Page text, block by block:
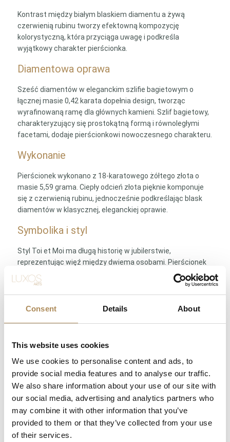
Consent Details About
This website uses cookies
We use cookies to personalise content and ads, to
provide social media features and to analyse our traffic.
We also share information about your use of our site with
our social media, advertising and analytics partners who
may combine it with other information that you’ve
provided to them or that they’ve collected from your use
of their services.
Kontrast między białym blaskiem diamentu a żywą
czerwienią rubinu tworzy efektowną kompozycję
kolorystyczną, która przyciąga uwagę i podkreśla
wyjątkowy charakter pierścionka.
Diamentowa oprawa
Sześć diamentów w eleganckim szlifie bagietowym o
łącznej masie 0,42 karata dopełnia design, tworząc
wyrafinowaną ramę dla głównych kamieni. Szlif bagietowy,
charakteryzujący się prostokątną formą i równoległymi
facetami, dodaje pierścionkowi nowoczesnego charakteru.
Wykonanie
Pierścionek wykonano z 18-karatowego żółtego złota o
masie 5,59 grama. Ciepły odcień złota pięknie komponuje
się z czerwienią rubinu, jednocześnie podkreślając blask
diamentów w klasycznej, eleganckiej oprawie.
Symbolika i styl
Styl Toi et Moi ma długą historię w jubilerstwie,
reprezentując więź między dwiema osobami. Pierścionek
stanowi doskonały wybór jako symbol zaręczyn, rocznicy
czy innych ważnych momentów w życiu.
ca. 0,42ct
Wszystkie kamienie badano w oprawie, podane wartości są
estymacyjne.
LUXOS Arts - Your Questions Answered